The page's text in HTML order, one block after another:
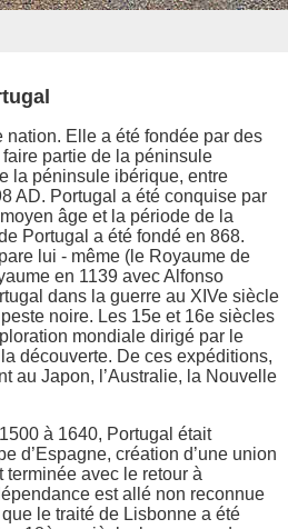
nation. Elle a été fondée par des
partie de la péninsule
la péninsule ibérique, entre
AD. Portugal a été conquise par
âge et la période de la
Portugal a été fondé en 868.
lui - même (le Royaume de
en 1139 avec Alfonso
dans la guerre au XIVe siècle
noire. Les 15e et 16e siècles
mondiale dirigé par le
découverte. De ces expéditions,
au Japon, l’Australie, la Nouvelle
à 1640, Portugal était
d’Espagne, création d’une union
terminée avec le retour à
est allé non reconnue
le traité de Lisbonne a été